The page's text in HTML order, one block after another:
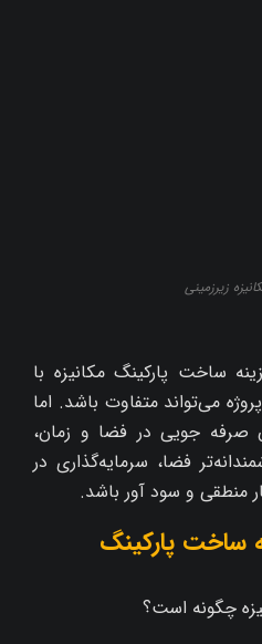
زیرزمینی
ساخت پارکینگ مکانیزه با
می‌تواند متفاوت باشد. اما
صرفه‌ جویی در فضا و زمان،
فضا، سرمایه‌گذاری در
منطقی و سود آور باشد.
ساخت پارکینگ
چگونه است؟